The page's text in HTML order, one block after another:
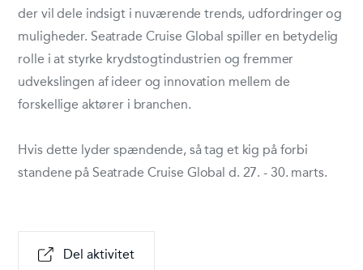
der vil dele indsigt i nuværende trends, udfordringer og
muligheder. Seatrade Cruise Global spiller en betydelig
rolle i at styrke krydstogtindustrien og fremmer
udvekslingen af ideer og innovation mellem de
forskellige aktører i branchen.
Hvis dette lyder spændende, så tag et kig på forbi
standene på Seatrade Cruise Global d. 27. - 30. marts.
Del aktivitet